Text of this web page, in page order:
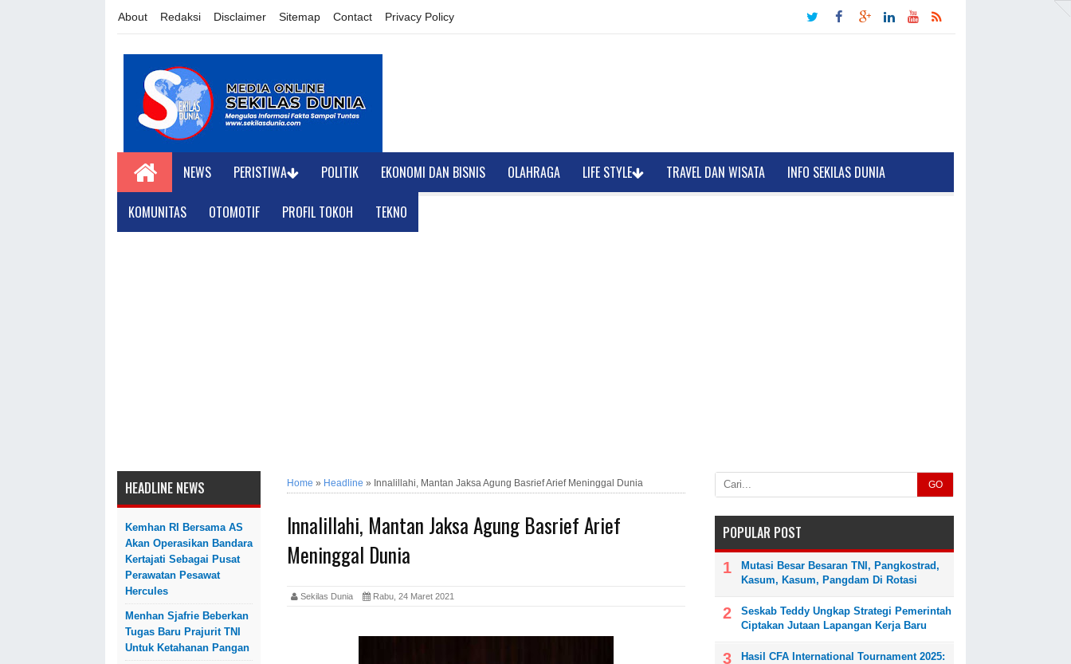
About Redaksi Disclaimer Sitemap Contact Privacy Policy
NEWS PERISTIWA POLITIK EKONOMI DAN BISNIS OLAHRAGA LIFE STYLE TRAVEL DAN WISATA INFO SEKILAS DUNIA
KOMUNITAS OTOMOTIF PROFIL TOKOH TEKNO
HEADLINE NEWS
Kemhan RI Bersama AS
Akan Operasikan Bandara
Kertajati Sebagai Pusat
Perawatan Pesawat
Hercules
Menhan Sjafrie Beberkan
Tugas Baru Prajurit TNI
Untuk Ketahanan Pangan
Home » Headline » Innalillahi, Mantan Jaksa Agung Basrief Arief Meninggal Dunia
Innalillahi, Mantan Jaksa Agung Basrief Arief
Meninggal Dunia
Sekilas Dunia Rabu, 24 Maret 2021
GO
POPULAR POST
Mutasi Besar Besaran TNI, Pangkostrad,
Kasum, Kasum, Pangdam Di Rotasi
Seskab Teddy Ungkap Strategi Pemerintah
Ciptakan Jutaan Lapangan Kerja Baru
Hasil CFA International Tournament 2025: